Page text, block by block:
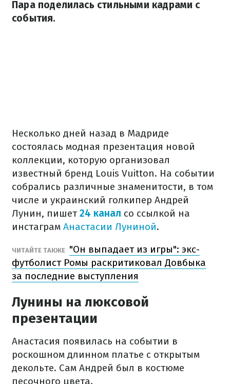
Пара поделилась стильными кадрами с
события.
Несколько дней назад в Мадриде
состоялась модная презентация новой
коллекции, которую организовал
известный бренд Louis Vuitton. На событии
собрались различные знаменитости, в том
числе и украинский голкипер Андрей
Лунин, пишет24 канал со ссылкой на
инстаграм Анастасии Луниной.
ЧИТАЙТЕ ТАКЖЕ "Он выпадает из игры": экс-
футболист Ромы раскритиковал Довбыка
за последние выступления
Лунины на люксовой
презентации
Анастасия появилась на событии в
роскошном длинном платье с открытым
декольте. Сам Андрей был в костюме
песочного цвета.